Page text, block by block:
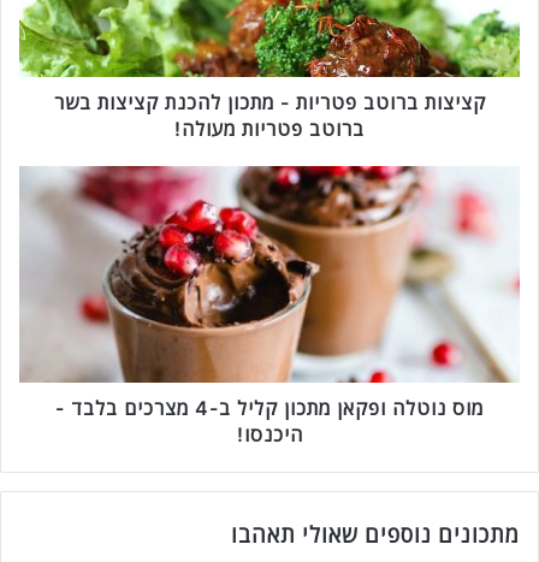
ב
ר
ו
ת
-
כ
ה
נ
קציצות ברוטב פטריות - מתכון להכנת קציצות בשר
ברוטב פטריות מעולה!
ו
ו
ת
מוס נוטלה ופקאן מתכון קליל ב-4 מצרכים בלבד -
היכנסו!
מתכונים נוספים שאולי תאהבו